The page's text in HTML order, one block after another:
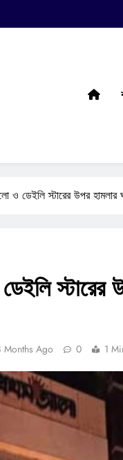
ডেইলি স্টারের উপর হামলার
স্টারের
Months Ago 0 1